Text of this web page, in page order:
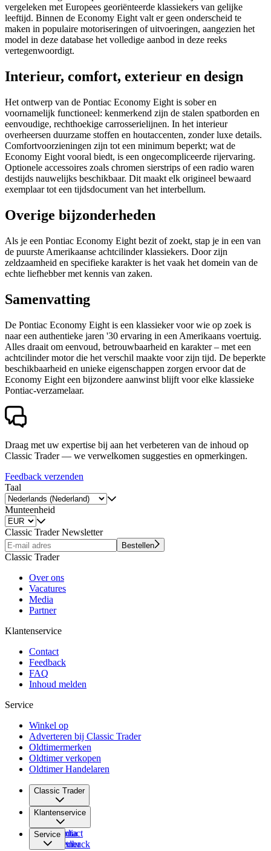
vergeleken met Europees georiënteerde klassiekers van gelijke
leeftijd. Binnen de Economy Eight valt er geen onderscheid te
maken in populaire motoriseringen of uitvoeringen, aangezien het
model in deze database het volledige aanbod in deze reeks
vertegenwoordigt.
Interieur, comfort, exterieur en design
Het ontwerp van de Pontiac Economy Eight is sober en
voornamelijk functioneel: kenmerkend zijn de stalen spatborden en
eenvoudige, rechthoekige carrosserielijnen. In het interieur
overheersen duurzame stoffen en houtaccenten, zonder luxe details.
Comfortvoorzieningen zijn tot een minimum beperkt; wat de
Economy Eight vooral biedt, is een ongecompliceerde rijervaring.
Optionele accessoires zoals chromen sierstrips of een radio waren
destijds nauwelijks beschikbaar. Dit maakt elk origineel bewaard
exemplaar tot een tijdsdocument van het interbellum.
Overige bijzonderheden
Als je een Pontiac Economy Eight bezit of zoekt, stap je in een van
de puurste Amerikaanse achtcilinder klassiekers. Door zijn
zeldzaamheid en specifieke karakter is het vaak het domein van de
echte liefhebber met kennis van zaken.
Samenvatting
De Pontiac Economy Eight is een klassieker voor wie op zoek is
naar een authentieke jaren '30 ervaring in een Amerikaans voertuig.
Alles draait om eenvoud, betrouwbaarheid en karakter – met een
achtcilinder motor die het verschil maakte voor zijn tijd. De beperkte
beschikbaarheid en unieke eigenschappen zorgen ervoor dat de
Economy Eight een bijzondere aanwinst blijft voor elke klassieke
Pontiac-verzamelaar.
Draag met uw expertise bij aan het verbeteren van de inhoud op
Classic Trader — we verwelkomen suggesties en opmerkingen.
Feedback verzenden
Taal
Munteenheid
Classic Trader Newsletter
Bestellen
Classic Trader
Over ons
Vacatures
Media
Partner
Klantenservice
Contact
Feedback
FAQ
Inhoud melden
Service
Winkel op
Adverteren bij Classic Trader
Oldtimermerken
Oldtimer verkopen
Oldtimer Handelaren
Classic Trader
Over ons
Vacatures
Media
Partner
Klantenservice
Contact
Feedback
Service